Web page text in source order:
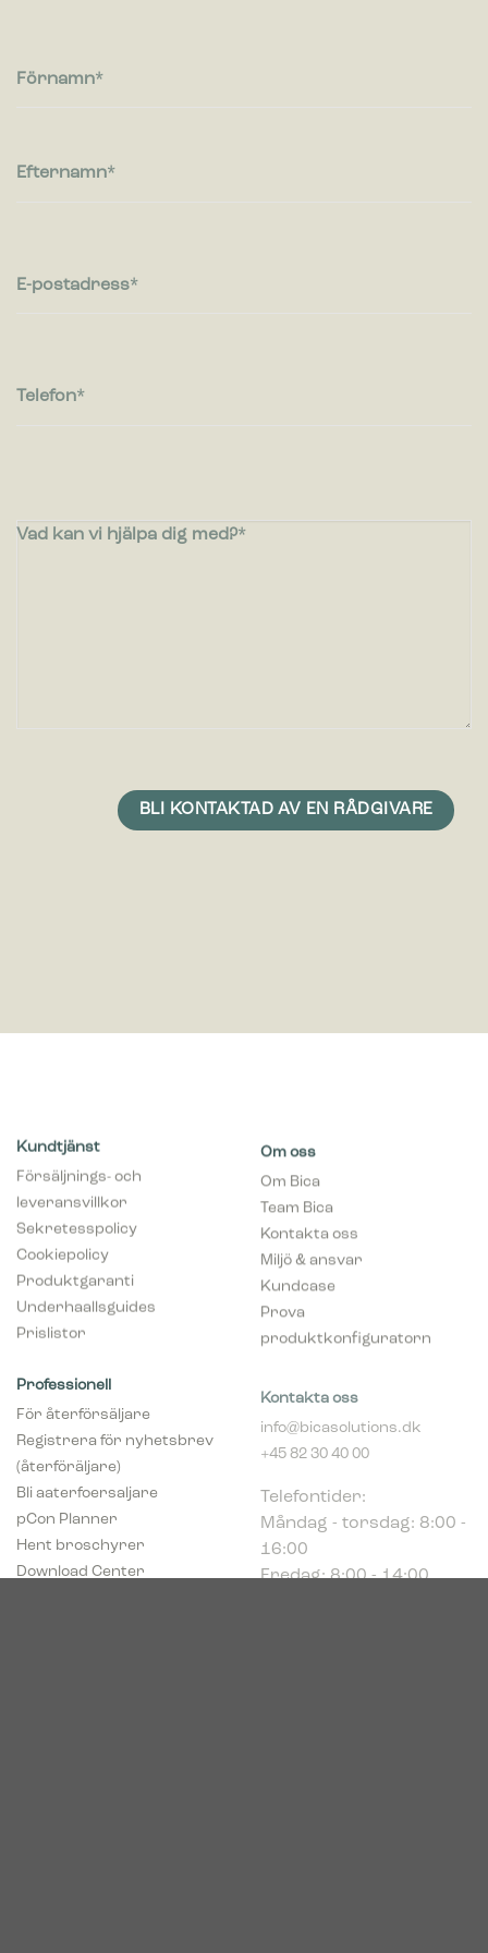
relevanta och engagerande för enskilda användare, och
Förnamn
Efternamn
E-postadress
Telefon
Vad kan vi hjälpa dig med?
Kundtjänst
Försäljnings- och
leveransvillkor
Sekretesspolicy
Cookiepolicy
Produktgaranti
Underhaallsguides
Prislistor
Om oss
Om Bica
Team Bica
Kontakta oss
Miljö & ansvar
Kundcase
Prova
produktkonfiguratorn
Professionell
För återförsäljare
Registrera för nyhetsbrev
(återföräljare)
Bli aaterfoersaljare
pCon Planner
Hent broschyrer
Download Center